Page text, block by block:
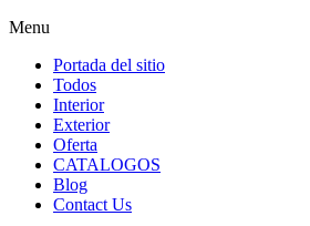
Menu
Portada del sitio
Todos
Interior
Exterior
Oferta
CATALOGOS
Blog
Contact Us